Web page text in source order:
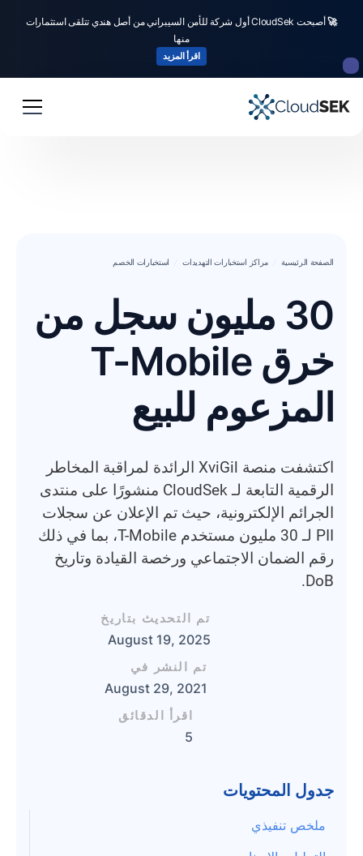
🚀
أصبحت CloudSek أول شركة للأمن السيبراني من أصل هندي تتلقى استثمارات
منها
اقرأ المزيد
الصفحة الرئيسية مراكز استخبارات التهديدات استخبارات الخصم
30 مليون سجل من
خرق T-Mobile
المزعوم للبيع
اكتشفت منصة XviGil الرائدة لمراقبة المخاطر
الرقمية التابعة لـ CloudSek منشورًا على منتدى
الجرائم الإلكترونية، حيث تم الإعلان عن سجلات
PII لـ 30 مليون مستخدم T-Mobile، بما في ذلك
رقم الضمان الاجتماعي ورخصة القيادة وتاريخ
DoB.
تم التحديث بتاريخ
August 19, 2025
تم النشر في
August 29, 2021
اقرأ الدقائق
5
جدول المحتويات
ملخص تنفيذي